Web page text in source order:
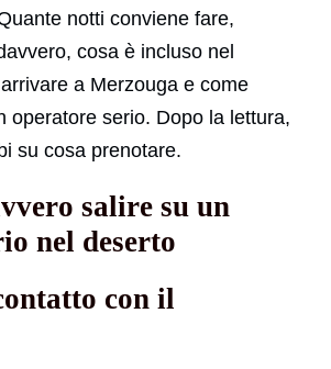
notti conviene fare,
cosa è incluso nel
a Merzouga e come
operatore serio. Dopo la lettura,
su cosa prenotare.
salire su un
nel deserto
con il